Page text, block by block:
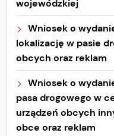
wojewódzkiej
Wniosek o
lokalizację w pasie
obcych oraz reklam
Wniosek o
pasa drogowego w
urządzeń obcych
obce oraz reklam